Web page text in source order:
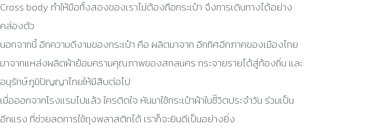
Cross body ทำให้มือทั้งสองของเราไม่ต้องถือกระเป๋า จึงการเดินทางได้อย่าง
คล่องตัว
นอกจากนี้ อีกความดีงามของกระเป๋า คือ ผลิตมาจาก อีกทิศอีกภาคของเมืองไทย
มาจากแหล่งผลิตผ้าย้อมครามคุณภาพของสกลนคร กระจายรายได้สู่ท้องถิ่น และ
อนุรักษ์ภูมิปัญญาไทยให้มีสืบต่อไป
เมื่อออกจากโรงแรมไปแล้ว ใครติดใจ หันมาใช้กระเป๋าผ้าในชีิวิตประจำวัน ร่วมเป็น
อีกแรง ที่ช่วยลดการใช้ถุงพลาสติกได้ เราก็จะยินดีเป็นอย่างยิ่ง